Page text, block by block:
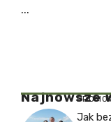
...
Najnowsze
Jak